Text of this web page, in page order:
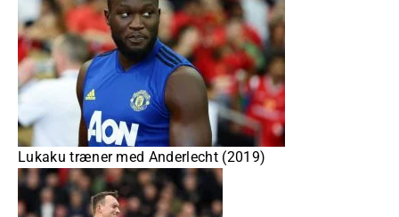
Lukaku træner med Anderlecht (2019)